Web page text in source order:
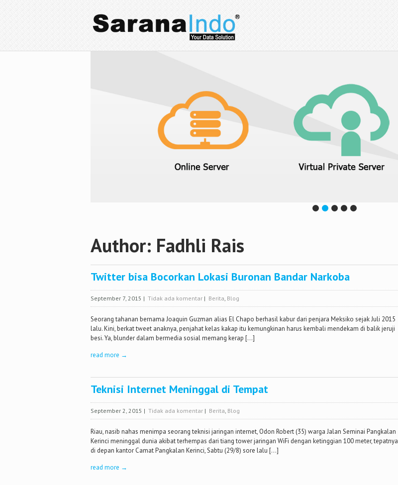
Author: Fadhli Rais
Twitter bisa Bocorkan Lokasi Buronan Bandar Narkoba
September 7, 2015 | Tidak ada komentar | Berita Blog
Seorang tahanan bernama Joaquin Guzman alias El Chapo berhasil kabur dari penjara Meksiko sejak Juli 2015
lalu. Kini, berkat tweet anaknya, penjahat kelas kakap itu kemungkinan harus kembali mendekam di balik jeruji
besi. Ya, blunder dalam bermedia sosial memang kerap […]
read more →
Teknisi Internet Meninggal di Tempat
September 2, 2015 | Tidak ada komentar | Berita Blog
Riau, nasib nahas menimpa seorang teknisi jaringan internet, Odon Robert (35) warga Jalan Seminai Pangkalan
Kerinci meninggal dunia akibat terhempas dari tiang tower jaringan WiFi dengan ketinggian 100 meter, tepatnya
di depan kantor Camat Pangkalan Kerinci, Sabtu (29/8) sore lalu […]
read more →